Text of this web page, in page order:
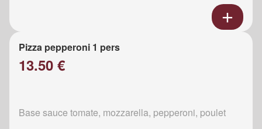
Pizza pepperoni 1 pers
13.50 €
Base sauce tomate, mozzarella, pepperoni, poulet